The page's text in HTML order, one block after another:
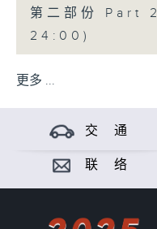
第二部份 Part
24:00)
更多 ...
交 通
联 络